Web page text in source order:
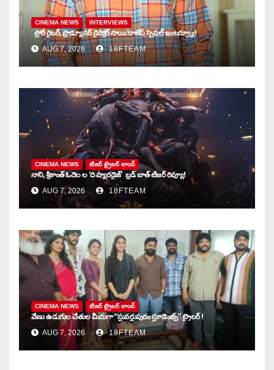
CINEMA NEWS INTERVIEWS
స్టోరీ రైటర్, ప్రొడ్యూసర్ డైరెక్టర్ సాయి రాజేష్ స్పెషల్ ఇంటర్వ్యూ!
AUG 7, 2026 18FTEAM
CINEMA NEWS టిజర్ ట్రైలర్ లాంచ్
నాని, శ్రీకాంత్ ఓదెల ల ‘ది ప్యారడైజ్’ బ్లడ్ బాత్ టీజర్ రివ్యూ!
AUG 7, 2026 18FTEAM
CINEMA NEWS టిజర్ ట్రైలర్ లాంచ్
వేణు ఉడుగుల చేతుల మీదుగా “స్టువర్టుపురం స్టూడెంట్స్” ట్రైలర్ !
AUG 7, 2026 18FTEAM